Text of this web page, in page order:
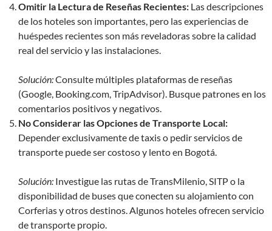
Omitir la Lectura de Reseñas Recientes: Las descripciones
de los hoteles son importantes, pero las experiencias de
huéspedes recientes son más reveladoras sobre la calidad
real del servicio y las instalaciones.
Solución:Consulte múltiples plataformas de reseñas
(Google, Booking.com, TripAdvisor). Busque patrones en los
comentarios positivos y negativos.
No Considerar las Opciones de Transporte Local:
Depender exclusivamente de taxis o pedir servicios de
transporte puede ser costoso y lento en Bogotá.
Solución: Investigue las rutas de TransMilenio, SITP o la
disponibilidad de buses que conecten su alojamiento con
Corferias y otros destinos. Algunos hoteles ofrecen servicio
de transporte propio.